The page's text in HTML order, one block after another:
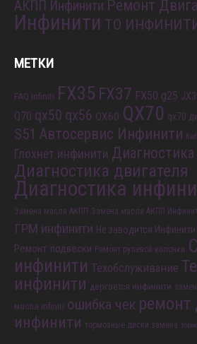
АКПП Инфинити Ремонт
Инфинити ТО ИНФИНИТИ
FAQ Infiniti FX35 FX37 FX50 g25
Q70 qx50 qx56 QX60 QX70
S51 Автосервис Инфинити
Глохнет инфинити
Диагностика двигателя
Диагностика
Замена масла АКПП
Замена масла АКПП
ГРМ инфинити
Не заводится Инфинити
Ремонт подвески Ремонт рулевой колонки
инфинити
инфинити
дергается инфинити
масла infiniti ошибка чек ремонт
инфинити